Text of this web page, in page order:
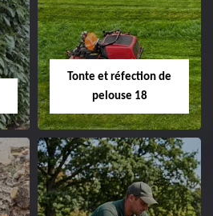
18
Entreprise abattage
Tonte et réfection de
pelouse 18